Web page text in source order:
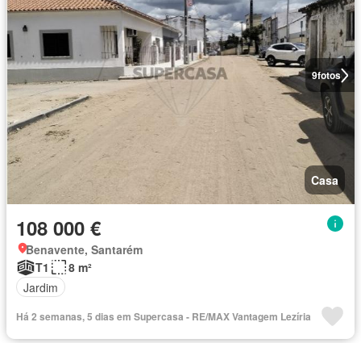
9fotos
Casa
108 000 €
Benavente, Santarém
T1
8 m²
Jardim
Há 2 semanas, 5 dias em Supercasa - RE/MAX Vantagem Lezíria